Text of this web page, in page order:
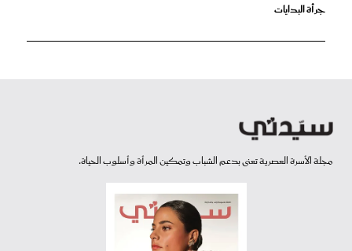
جرأة البدايات
مجلة الأسرة العصرية تعنى بدعم الشباب وتمكين المرأة وأسلوب الحياة.